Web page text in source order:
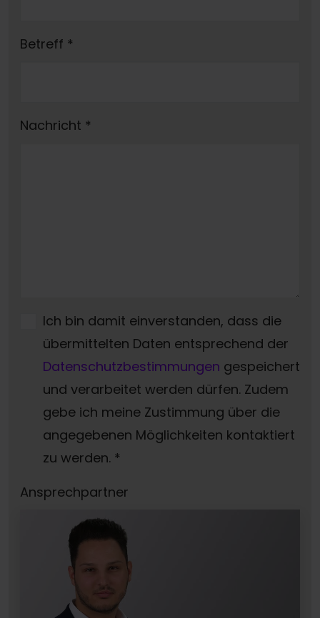
Betreff *
Nachricht *
Ich bin damit einverstanden, dass die
übermittelten Daten entsprechend der
Datenschutzbestimmungen gespeichert
und verarbeitet werden dürfen. Zudem
gebe ich meine Zustimmung über die
angegebenen Möglichkeiten kontaktiert
zu werden. *
Ansprechpartner